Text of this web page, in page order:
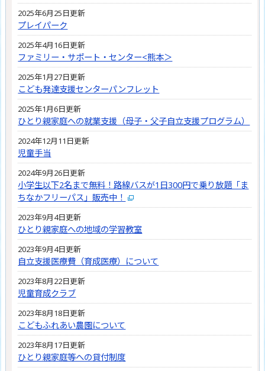
2025年6月25日更新
プレイパーク
2025年4月16日更新
ファミリー・サポート・センター<熊本＞
2025年1月27日更新
こども発達支援センターパンフレット
2025年1月6日更新
ひとり親家庭への就業支援（母子・父子自立支援プログラム）
2024年12月11日更新
児童手当
2024年9月26日更新
小学生以下2名まで無料！路線バスが1日300円で乗り放題「ま
ちなかフリーパス」販売中！
2023年9月4日更新
ひとり親家庭への地域の学習教室
2023年9月4日更新
自立支援医療費（育成医療）について
2023年8月22日更新
児童育成クラブ
2023年8月18日更新
こどもふれあい農園について
2023年8月17日更新
ひとり親家庭等への貸付制度